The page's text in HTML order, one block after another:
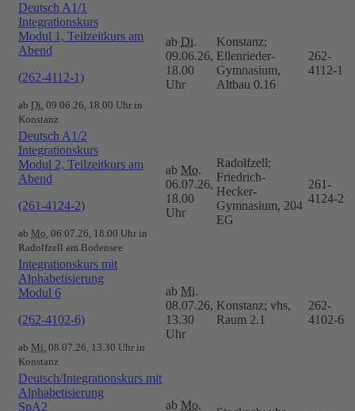
Deutsch A1/1
Integrationskurs
Modul 1, Teilzeitkurs am
Abend
(262-4112-1)
ab Di. 09.06.26, 18.00 Uhr in
Konstanz
ab Di.
09.06.26,
18.00
Uhr
Konstanz;
Ellenrieder-
Gymnasium,
Altbau 0.16
262-
4112-1
Deutsch A1/2
Integrationskurs
Modul 2, Teilzeitkurs am
Abend
(261-4124-2)
ab Mo. 06.07.26, 18.00 Uhr in
Radolfzell am Bodensee
ab Mo.
06.07.26,
18.00
Uhr
Radolfzell;
Friedrich-
Hecker-
Gymnasium, 204
EG
261-
4124-2
Integrationskurs mit
Alphabetisierung
Modul 6
(262-4102-6)
ab Mi. 08.07.26, 13.30 Uhr in
Konstanz
ab Mi.
08.07.26,
13.30
Uhr
Konstanz; vhs,
Raum 2.1
262-
4102-6
Deutsch/Integrationskurs mit
Alphabetisierung
SpA2
ab Mo.